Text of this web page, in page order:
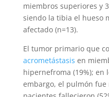
miembros superiores y
siendo la tibia el hueso
afectado (n=13).
El tumor primario que
acrometástasis en
hipernefroma (19%); en
embargo, el pulmón fue